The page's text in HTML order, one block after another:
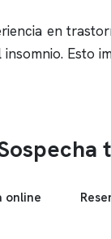
en
insomnio. Esto
online